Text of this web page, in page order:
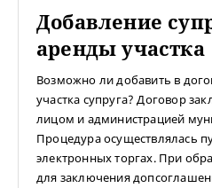
Добавление
аренды участка
Возможно ли добавить в
участка супруга? Договор
лицом и администрацией
Процедура осуществлялась
электронных торгах. При
для заключения